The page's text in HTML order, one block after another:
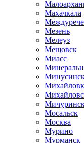
Махачкала
Мезень
Мелеуз
Мещовск
Миасс
Мосальск
Москва
Мурино
Мурманск